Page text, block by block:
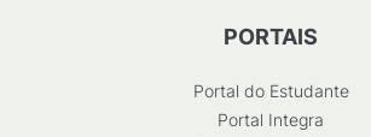
PORTAIS
Portal do Estudante
Portal Integra